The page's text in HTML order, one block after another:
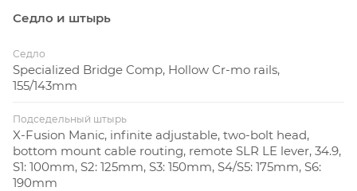
Седло и штырь
Седло
Specialized Bridge Comp, Hollow Cr-mo rails,
155/143mm
Подседельный штырь
X-Fusion Manic, infinite adjustable, two-bolt head,
bottom mount cable routing, remote SLR LE lever, 34.9,
S1: 100mm, S2: 125mm, S3: 150mm, S4/S5: 175mm, S6:
190mm